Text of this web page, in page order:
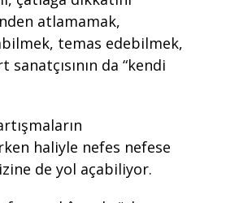
atlamamak,
temas edebilmek,
da “kendi
haliyle nefes nefese
de yol açabiliyor.